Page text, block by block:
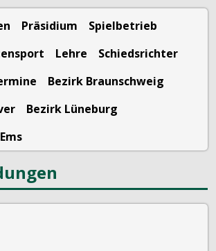
Präsidium
Spielbetrieb
Lehre
Schiedsrichter
Bezirk Braunschweig
Bezirk Lüneburg